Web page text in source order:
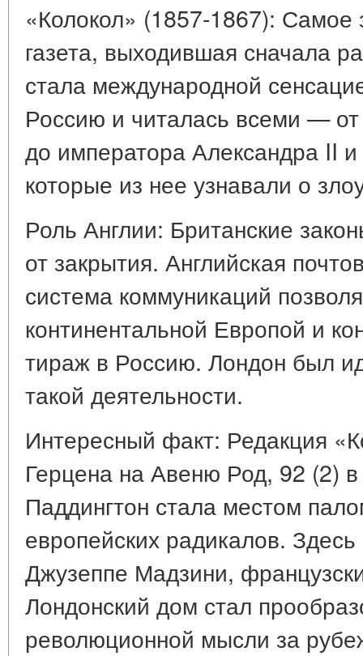
«Колокол» (1857-1867): Самое
газета, выходившая сначала
стала международной
Россию и читалась всеми — от
до императора Александра II
которые из нее узнавали о
Роль Англии: Британские
от закрытия. Английская
система коммуникаций
континентальной Европой и
тираж в Россию. Лондон был
такой деятельности.
Интересный факт: Редакция
Герцена на Авеню Род, 92 (2)
Паддингтон стала местом
европейских радикалов.
Джузеппе Мадзини,
Лондонский дом стал
революционной мысли за